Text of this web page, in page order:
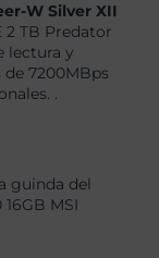
W Silver XII
2 TB Predator
lectura y
7200MBps
.
guinda del
MSI